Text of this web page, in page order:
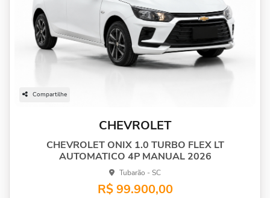
Compartilhe
CHEVROLET
CHEVROLET ONIX 1.0 TURBO FLEX LT
AUTOMATICO 4P MANUAL 2026
Tubarão - SC
R$ 99.900,00